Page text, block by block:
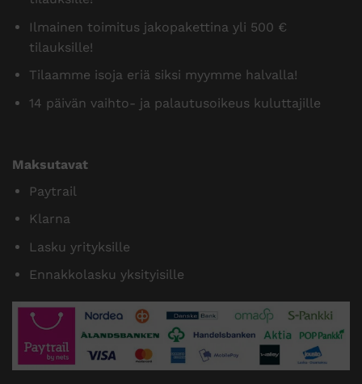
Ilmainen toimitus jakopakettina yli 500 €
tilauksille!
Tilaamme isoja eriä siksi myymme halvalla!
14 päivän vaihto- ja palautusoikeus kuluttajille
Maksutavat
Paytrail
Klarna
Lasku yrityksille
Ennakkolasku yksityisille